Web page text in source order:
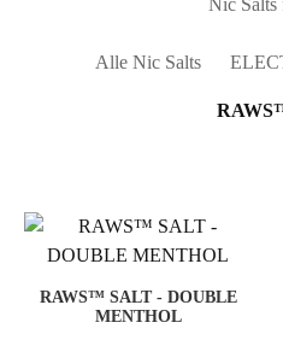
Nic Salts
Alle Nic Salts
RAWS™ SALT - DOUBLE
MENTHOL